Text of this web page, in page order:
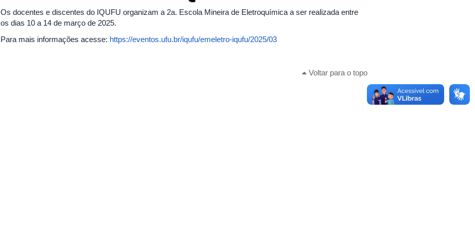
Os docentes e discentes do IQUFU organizam a 2a. Escola Mineira de Eletroquímica a ser realizada entre
os dias 10 a 14 de março de 2025.
Para mais informações acesse: https://eventos.ufu.br/iqufu/emeletro-iqufu/2025/03
Voltar para o topo